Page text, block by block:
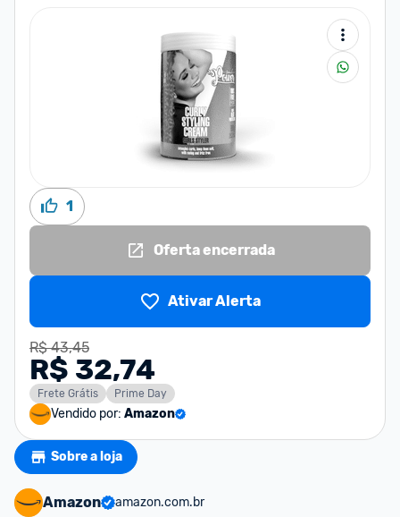
1
Oferta encerrada
Ativar Alerta
R$ 43,45
R$ 32,74
Frete Grátis Prime Day
Vendido por: Amazon
Sobre a loja
Amazon
amazon.com.br